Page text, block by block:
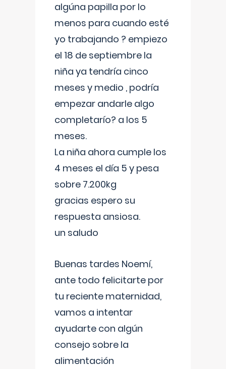
algúna papilla por lo
menos para cuando esté
yo trabajando ? empiezo
el 18 de septiembre la
niña ya tendría cinco
meses y medio , podría
empezar andarle algo
completarío? a los 5
meses.
La niña ahora cumple los
4 meses el día 5 y pesa
sobre 7.200kg
gracias espero su
respuesta ansiosa.
un saludo
Buenas tardes Noemí,
ante todo felicitarte por
tu reciente maternidad,
vamos a intentar
ayudarte con algún
consejo sobre la
alimentación